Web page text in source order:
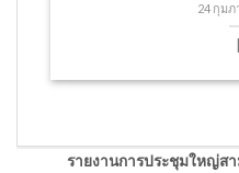
24 กุมภ
รายงานการประชุมใหญ่ส